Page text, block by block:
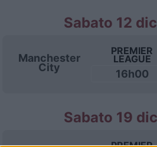
Sabato 12
Manchester
City
PREMIER
LEAGUE
16h00
Sabato 19